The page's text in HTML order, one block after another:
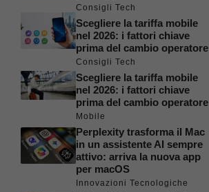
Consigli Tech
Scegliere la tariffa mobile
nel 2026: i fattori chiave
prima del cambio operatore
Consigli Tech
Scegliere la tariffa mobile
nel 2026: i fattori chiave
prima del cambio operatore
Mobile
Perplexity trasforma il Mac
in un assistente AI sempre
attivo: arriva la nuova app
per macOS
Innovazioni Tecnologiche